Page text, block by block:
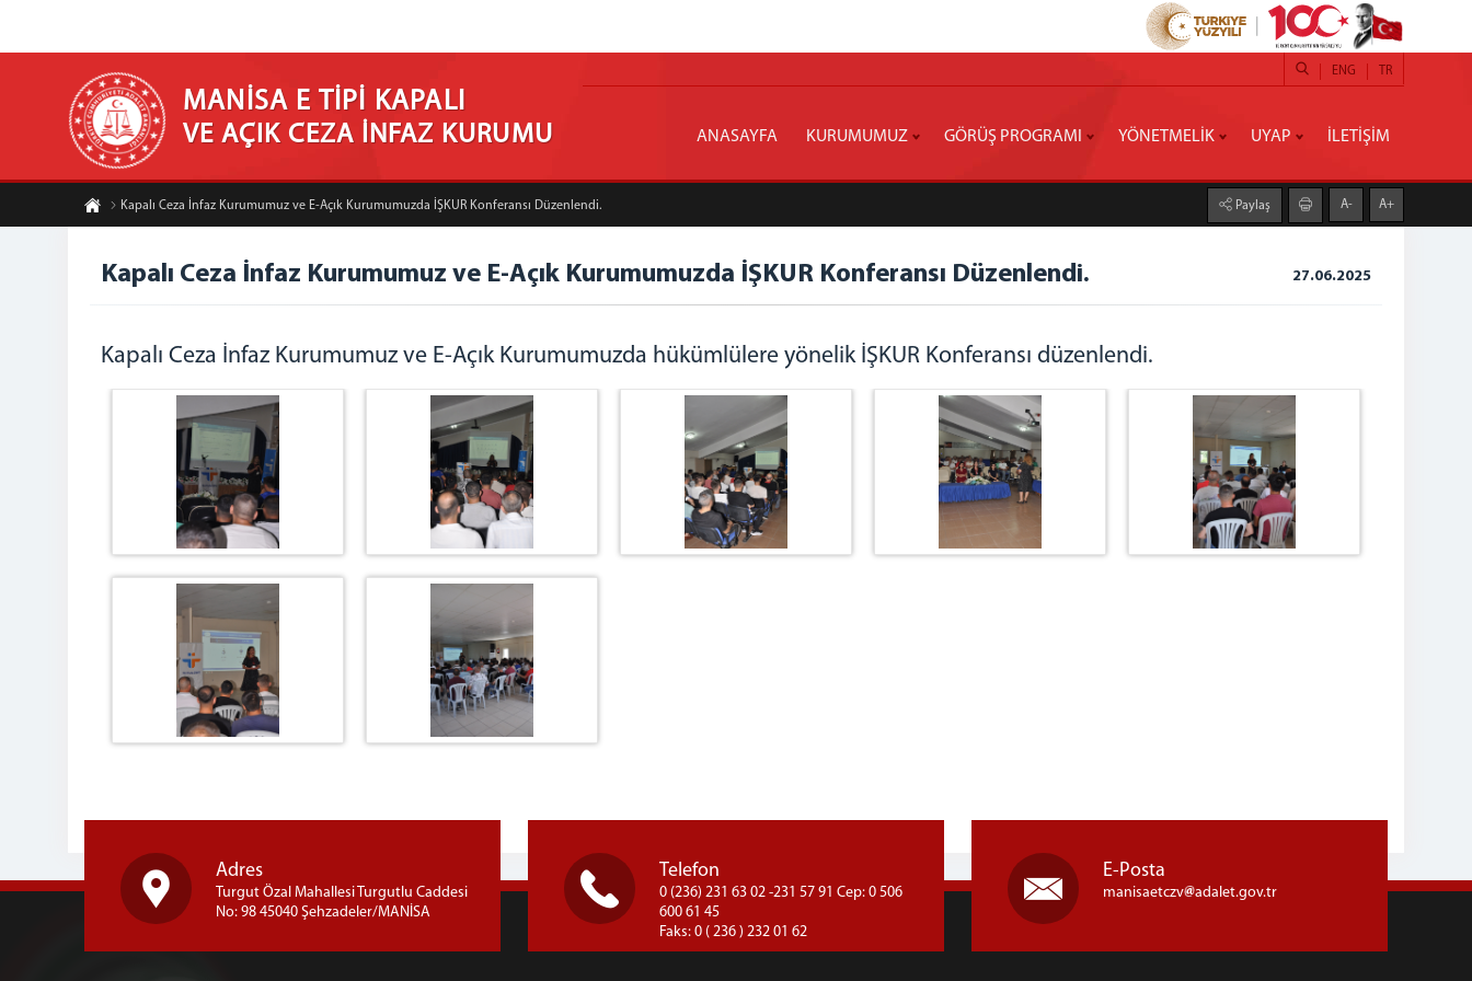
MANİSA E TİPİ KAPALI
VE AÇIK CEZA İNFAZ KURUMU
TR
ENG
ANASAYFA KURUMUMUZ GÖRÜŞ PROGRAMI YÖNETMELİK UYAP İLETİŞİM
Kapalı Ceza İnfaz Kurumumuz ve E-Açık Kurumumuzda İŞKUR Konferansı Düzenlendi. Paylaş A- A+
Kapalı Ceza İnfaz Kurumumuz ve E-Açık Kurumumuzda İŞKUR Konferansı Düzenlendi. 27.06.2025
Kapalı Ceza İnfaz Kurumumuz ve E-Açık Kurumumuzda hükümlülere yönelik İŞKUR Konferansı düzenlendi.
Adres
Turgut Özal Mahallesi Turgutlu Caddesi
No: 98 45040 Şehzadeler/MANİSA
Telefon
0 (236) 231 63 02 -231 57 91 Cep: 0 506
600 61 45
Faks: 0 ( 236 ) 232 01 62
E-Posta
manisaetczv adalet.gov.tr